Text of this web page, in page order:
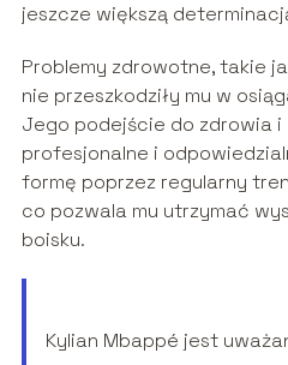
jeszcze większą
Problemy zdrowotne, takie
nie przeszkodziły mu w
Jego podejście do zdrowia
profesjonalne i
formę poprzez regularny
co pozwala mu utrzymać
boisku.
Kylian Mbappé jest